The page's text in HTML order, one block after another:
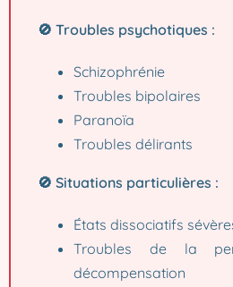
🚫 Troubles psychotiques :
Schizophrénie
Troubles bipolaires
Paranoïa
Troubles délirants
🚫 Situations particulières :
États dissociatifs
Troubles de la
décompensation